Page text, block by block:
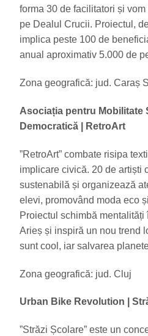
forma 30 de facilitatori și
pe Dealul Crucii. Proiectul,
implica peste 100 de
anual aproximativ 5.000 de
Zona geografică: jud. Caraș
Asociația pentru Mobilitate
Democratică
| RetroArt
”RetroArt” combate risipa
implicare civică. 20 de artiști
sustenabilă și organizează
elevi, promovând moda eco
Proiectul schimbă
Arieș și inspiră un nou trend
sunt cool, iar salvarea
Zona geografică: jud. Cluj
Urban Bike Revolution
”Străzi Școlare” este un